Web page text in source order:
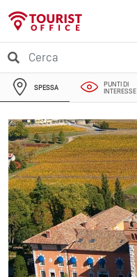
SPESSA
PUNTI DI
INTERESSE